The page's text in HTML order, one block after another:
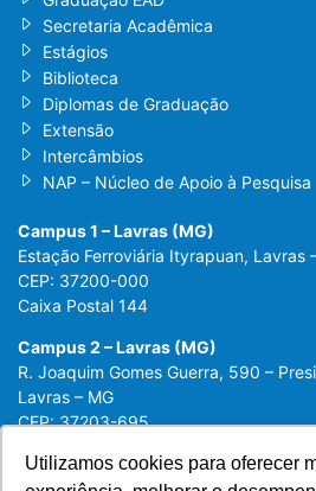
Utilizamos cookies para oferecer
Utilizamos cookies para oferecer
Secretaria Acadêmica
Estágios
Biblioteca
Diplomas de Graduação
Extensão
Intercâmbios
NAP – Núcleo de Apoio à Pesquisa
Campus 1 – Lavras (MG)
Estação Ferroviária Ityrapuan, Lavras
CEP: 37200-000
Caixa Postal 144
Campus 2 – Lavras (MG)
R. Joaquim Gomes Guerra, 590 –
Lavras – MG
CEP: 37203-695